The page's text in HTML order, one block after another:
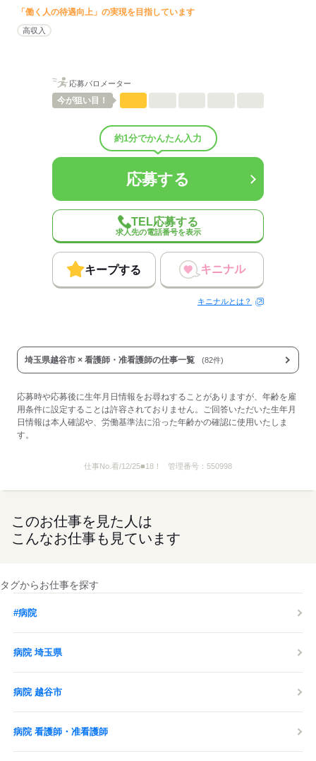
仕事の仕方 ひとりで
40人
男女比（男4：女6）
平均年齢40歳
医療・介護・福祉関連
介護・看護関連の人材派遣業。
従業員数
応募する
「働く人の待遇向上」の実現を目指しています
高収入
応募バロメーター
今が狙い目！
約1分でかんたん入力
応募する
TEL応募する
求人先の電話番号を表示
キープする キニナル
キニナルとは？
埼玉県越谷市 × 看護師・准看護師の仕事一覧 (82件)
応募時や応募後に生年月日情報をお尋ねすることがありますが、年齢を雇
用条件に設定することは許容されておりません。ご回答いただいた生年月
日情報は本人確認や、労働基準法に沿った年齢かの確認に使用いたしま
す。
仕事No. 看/12/25■18！ 管理番号：550998
このお仕事を見た人は
こんなお仕事も見ています
タグからお仕事を探す
#病院
病院 埼玉県
病院 越谷市
病院 看護師・准看護師